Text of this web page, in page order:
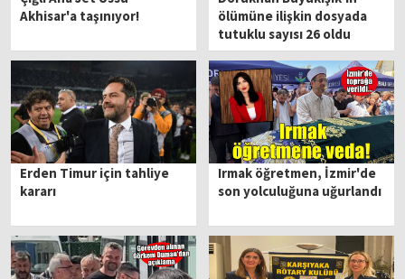
Akhisar'a taşınıyor!
ölümüne ilişkin dosyada
tutuklu sayısı 26 oldu
Erden Timur için tahliye
kararı
Irmak öğretmen, İzmir'de
son yolculuğuna uğurlandı